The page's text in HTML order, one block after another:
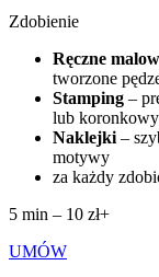
Zdobienie
Ręczne
tworzone
Stamping –
lub
Naklejki –
motywy
za każdy
5 min – 10 zł+
UMÓW